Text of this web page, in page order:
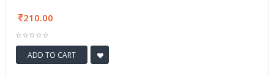
210.00
ADD TO CART